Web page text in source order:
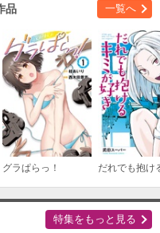
品 一覧へ
グラぱらっ！
特集をもっと見る